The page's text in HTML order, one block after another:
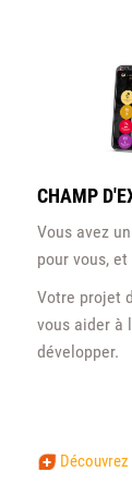
CHAMP
Vous avez
pour vous,
Votre projet
vous aider à
développer.